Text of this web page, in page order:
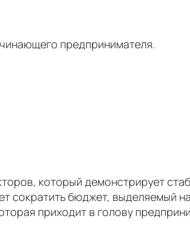
предпринимателя.
который демонстрирует
сократить бюджет, выделяемый
приходит в голову